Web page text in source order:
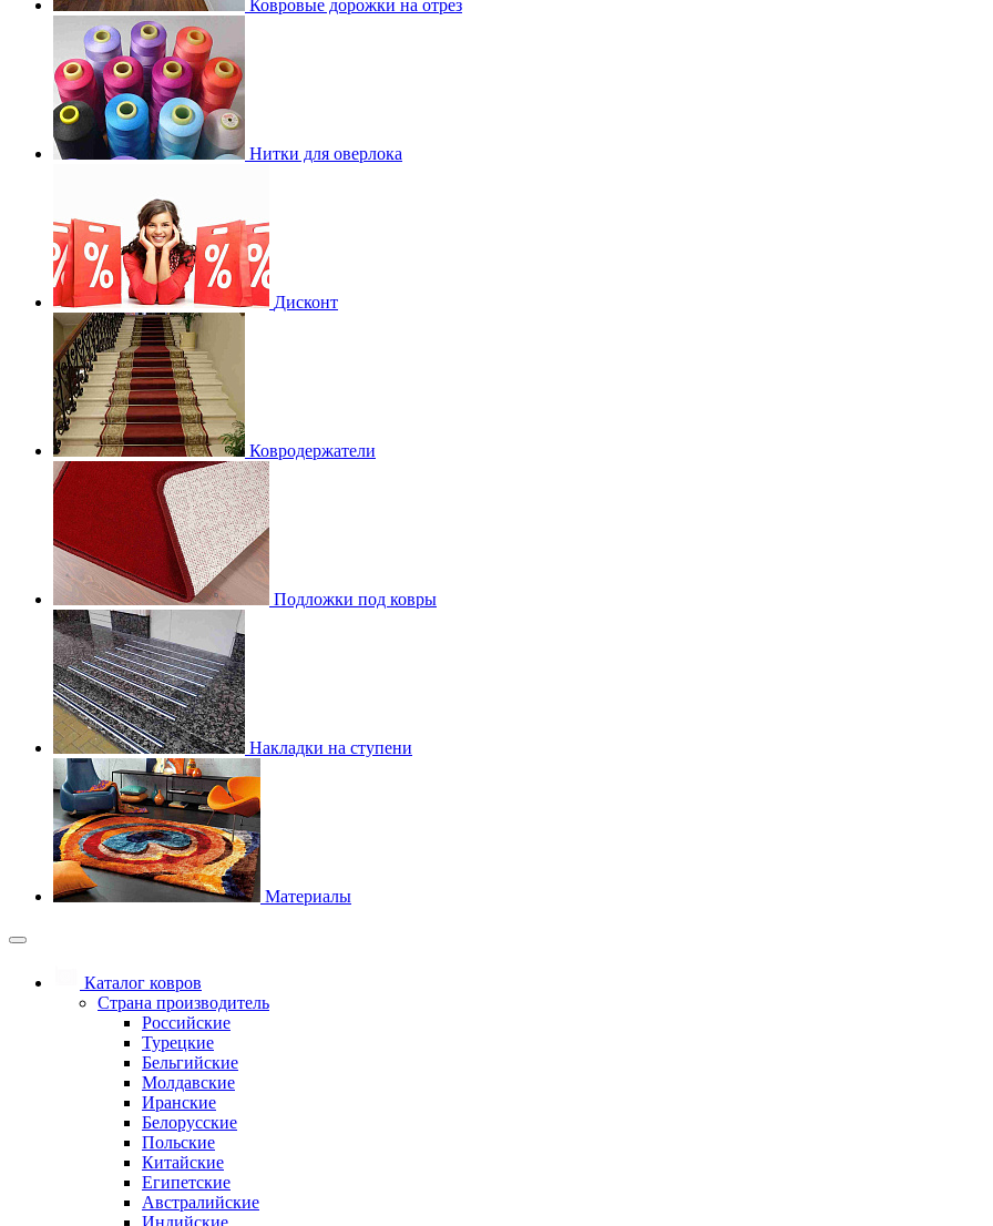
Ковровые дорожки на отрез
Нитки для оверлока
Дисконт
Ковродержатели
Подложки под ковры
Накладки на ступени
Материалы
Каталог ковров
Страна производитель
Российские
Турецкие
Бельгийские
Молдавские
Иранские
Белорусские
Польские
Китайские
Египетские
Австралийские
Индийские